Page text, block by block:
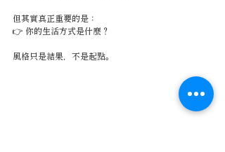
但其實真正重要的是：
👉 你的生活方式是什麼？
風格只是結果，不是起點。